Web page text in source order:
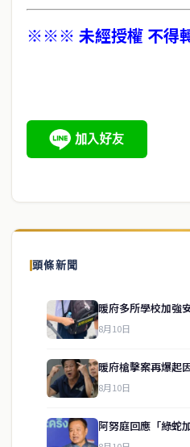
※※※ 未經授權 不
頭條新聞
暖府多所學校加強
8月10日
暖府槍擊案再爆起
8月10日
阿努庭回應「綠蛇